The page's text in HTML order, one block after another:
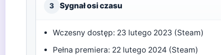
3 Sygnał osi czasu
Wczesny dostęp: 23 lutego 2023 (Steam)
Pełna premiera: 22 lutego 2024 (Steam)